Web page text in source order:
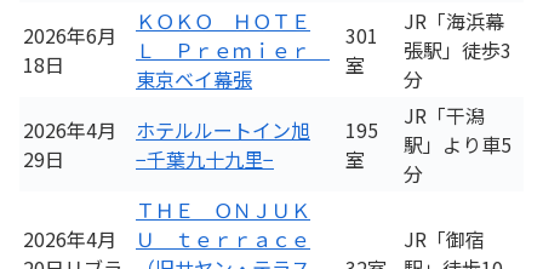
2026年6月
18日
ＫＯＫＯ ＨＯＴＥ
Ｌ Ｐｒｅｍｉｅｒ
東京ベイ幕張
301
室
JR「海浜幕
張駅」徒歩3
分
2026年4月
29日
ホテルルートイン旭
−千葉九十九里−
195
室
JR「干潟
駅」より車5
分
2026年4月
ＴＨＥ ＯＮＪＵＫ
Ｕ ｔｅｒｒａｃｅ
JR「御宿